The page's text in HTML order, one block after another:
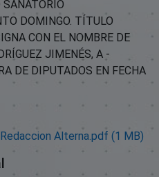
SANATORIO
DOMINGO. TÍTULO
CON EL NOMBRE DE
JIMENÉS, A -
DE DIPUTADOS EN FECHA
Alterna.pdf (1 MB)